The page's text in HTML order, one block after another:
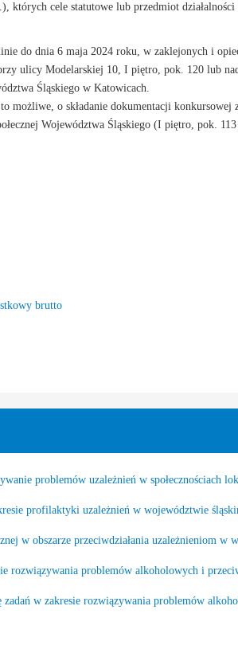
których cele statutowe lub przedmiot
do dnia 6 maja 2024 roku, w zaklejonych i
ulicy Modelarskiej 10, I piętro, pok. 120 lub
Śląskiego w Katowicach.
możliwe, o składanie dokumentacji
Województwa Śląskiego (I piętro, pok.
brutto
problemów uzależnień w społecznościach
profilaktyki uzależnień w województwie
w obszarze przeciwdziałania uzależnieniom w
rozwiązywania problemów alkoholowych i
w zakresie rozwiązywania problemów